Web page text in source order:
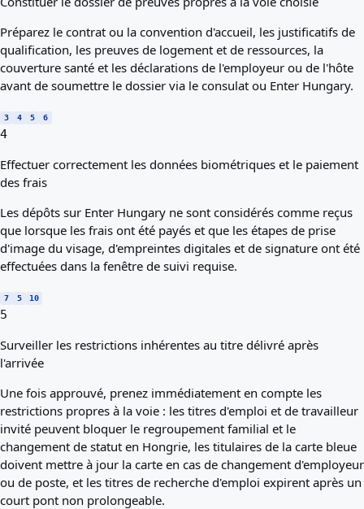
Préparez le contrat ou la convention d'accueil, les justificatifs de
qualification, les preuves de logement et de ressources, la
couverture santé et les déclarations de l'employeur ou de l'hôte
avant de soumettre le dossier via le consulat ou Enter Hungary.
3 4 5 6
4
Effectuer correctement les données biométriques et le paiement
des frais
Les dépôts sur Enter Hungary ne sont considérés comme reçus
que lorsque les frais ont été payés et que les étapes de prise
d'image du visage, d'empreintes digitales et de signature ont été
effectuées dans la fenêtre de suivi requise.
7 5 10
5
Surveiller les restrictions inhérentes au titre délivré après
l'arrivée
Une fois approuvé, prenez immédiatement en compte les
restrictions propres à la voie : les titres d'emploi et de travailleur
invité peuvent bloquer le regroupement familial et le
changement de statut en Hongrie, les titulaires de la carte bleue
doivent mettre à jour la carte en cas de changement d'employeur
ou de poste, et les titres de recherche d'emploi expirent après un
court pont non prolongeable.